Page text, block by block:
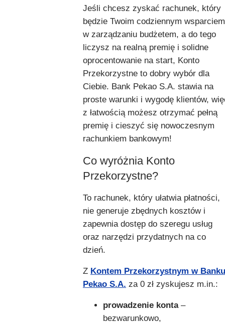
Jeśli chcesz zyskać rachunek, który
będzie Twoim codziennym wsparciem
w zarządzaniu budżetem, a do tego
liczysz na realną premię i solidne
oprocentowanie na start, Konto
Przekorzystne to dobry wybór dla
Ciebie. Bank Pekao S.A. stawia na
proste warunki i wygodę klientów,
z łatwością możesz otrzymać pełną
premię i cieszyć się nowoczesnym
rachunkiem bankowym!
Co wyróżnia Konto
Przekorzystne?
To rachunek, który ułatwia płatności,
nie generuje zbędnych kosztów i
zapewnia dostęp do szeregu usług
oraz narzędzi przydatnych na co
dzień.
Z Kontem Przekorzystnym w Banku
Pekao S.A. za 0 zł zyskujesz m.in.:
prowadzenie konta–
bezwarunkowo,